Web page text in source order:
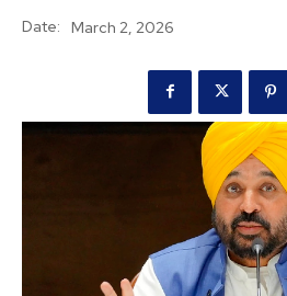
Date: March 2, 2026